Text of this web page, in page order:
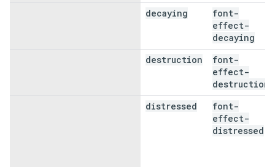
decaying
font-
effect-
decaying
destruction
font-
effect-
destruction
distressed
font-
effect-
distressed